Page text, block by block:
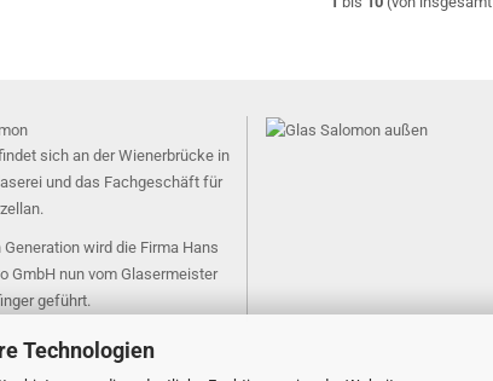
Technologien
sich an der Wienerbrücke in
und das Fachgeschäft für
Generation wird die Firma Hans
GmbH nun vom Glasermeister
geführt.